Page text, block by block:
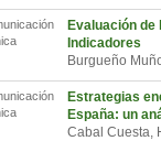
Evaluación
Indicadores
Burgueño
Estrategias
España: un
Cabal Cuesta,